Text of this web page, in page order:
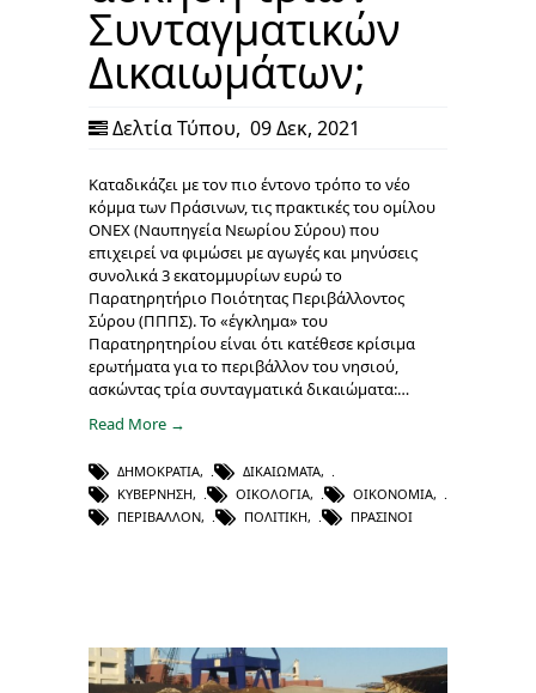
Συνταγματικών
Δικαιωμάτων;
Δελτία Τύπου, 09 Δεκ, 2021
Καταδικάζει με τον πιο έντονο τρόπο το νέο
κόμμα των Πράσινων, τις πρακτικές του ομίλου
ΟΝΕΧ (Ναυπηγεία Νεωρίου Σύρου) που
επιχειρεί να φιμώσει με αγωγές και μηνύσεις
συνολικά 3 εκατομμυρίων ευρώ το
Παρατηρητήριο Ποιότητας Περιβάλλοντος
Σύρου (ΠΠΠΣ). Το «έγκλημα» του
Παρατηρητηρίου είναι ότι κατέθεσε κρίσιμα
ερωτήματα για το περιβάλλον του νησιού,
ασκώντας τρία συνταγματικά δικαιώματα:…
Read More →
ΔΗΜΟΚΡΑΤΊΑ, ΔΙΚΑΙΏΜΑΤΑ,
ΚΥΒΈΡΝΗΣΗ, ΟΙΚΟΛΟΓΊΑ, ΟΙΚΟΝΟΜΊΑ,
ΠΕΡΙΒΆΛΛΟΝ, ΠΟΛΙΤΙΚΉ, ΠΡΆΣΙΝΟΙ